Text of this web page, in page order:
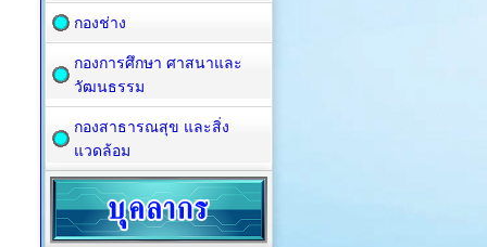
กองช่าง
กองการศึกษา ศาสนาและ
วัฒนธรรม
กองสาธารณสุข และสิ่ง
แวดล้อม